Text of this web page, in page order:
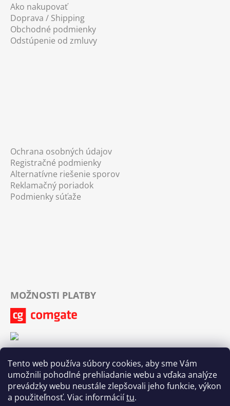
Tento web používa súbory cookies, aby sme Vám
umožnili pohodlné prehliadanie webu a vďaka analýze
prevádzky webu neustále zlepšovali jeho funkcie, výkon
a použiteľnosť. Viac informáciítu.
Ako nakupovať
Doprava / Shipping
Obchodné podmienky
Odstúpenie od zmluvy
Ochrana osobných údajov
Registračné podmienky
Alternatívne riešenie sporov
Reklamačný poriadok
Podmienky súťaže
MOŽNOSTI PLATBY